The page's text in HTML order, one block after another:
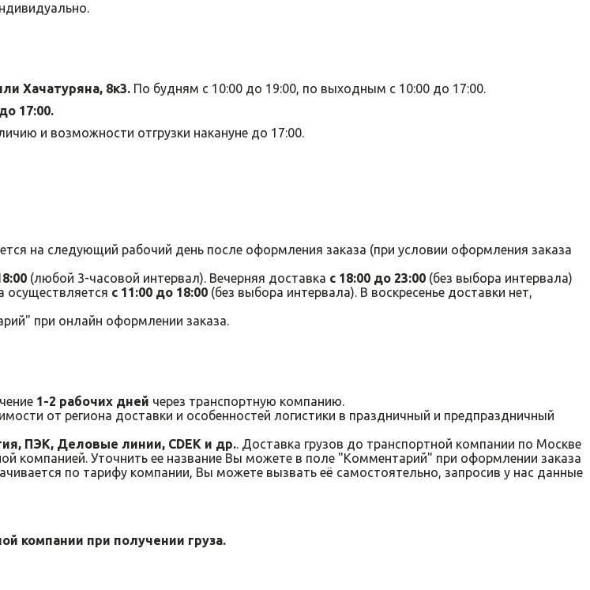
Хачатуряна, 8к3. По будням с 10:00 до 19:00, по выходным с 10:00 до 17:00.
17:00.
и возможности отгрузки накануне до 17:00.
на следующий рабочий день после оформления заказа (при условии оформления заказа
(любой 3-часовой интервал). Вечерняя доставка с 18:00 до 23:00 (без выбора интервала)
осуществляется с 11:00 до 18:00 (без выбора интервала). В воскресенье доставки нет,
при онлайн оформлении заказа.
1-2 рабочих дней через транспортную компанию.
от региона доставки и особенностей логистики в праздничный и предпраздничный
ПЭК, Деловые линии, CDEK и др.. Доставка грузов до транспортной компании по Москве
компанией. Уточнить ее название Вы можете в поле "Комментарий" при оформлении заказа
по тарифу компании, Вы можете вызвать её самостоятельно, запросив у нас данные
компании при получении груза.